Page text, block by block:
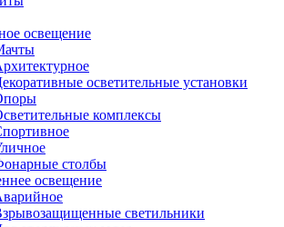
освещение
осветительные установки
комплексы
столбы
освещение
светильники